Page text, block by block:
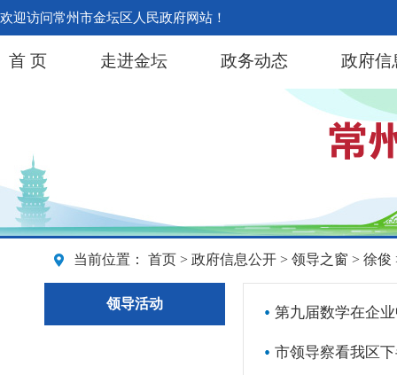
欢迎访问常州市金坛区人民政府网站！
首 页 走进金坛 政务动态 政府信
当前位置： 首页 > 政府信息公开 > 领导之窗 > 徐俊
领导活动
第九届数学在企
市领导察看我区